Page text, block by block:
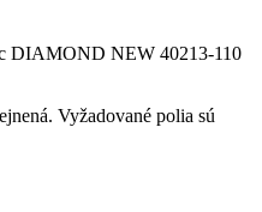
DIAMOND NEW 40213-110
Vyžadované polia sú